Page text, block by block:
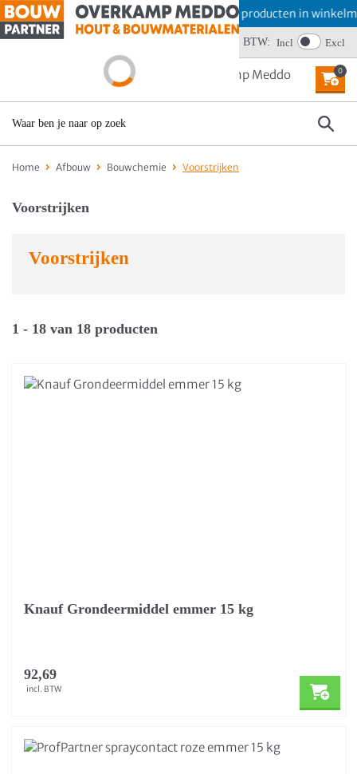
Offerte aanvragen? Plaats producten in winkelmand
Wij scoren een 4,6 BTW: Incl Excl
0
Home Afbouw Bouwchemie Voorstrijken
Voorstrijken
Voorstrijken
1 - 18 van 18 producten
Knauf Grondeermiddel emmer 15 kg
92,69
incl. BTW